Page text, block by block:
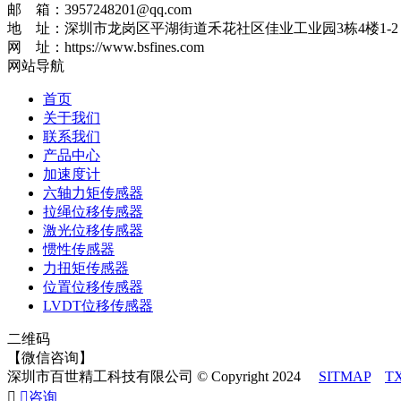
邮 箱：3957248201@qq.com
地 址：深圳市龙岗区平湖街道禾花社区佳业工业园3栋4楼1-2
网 址：https://www.bsfines.com
网站导航
首页
关于我们
联系我们
产品中心
加速度计
六轴力矩传感器
拉绳位移传感器
激光位移传感器
惯性传感器
力扭矩传感器
位置位移传感器
LVDT位移传感器
二维码
【微信咨询】
深圳市百世精工科技有限公司 © Copyright 2024 SITMAP
 咨询